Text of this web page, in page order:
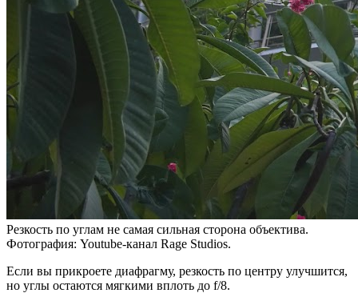
Резкость по углам не самая сильная сторона объектива.
Фотография: Youtube-канал Rage Studios.
Если вы прикроете диафрагму, резкость по центру улучшится,
но углы остаются мягкими вплоть до f/8.